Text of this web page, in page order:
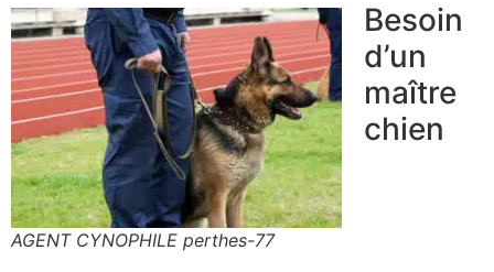
AGENT CYNOPHILE perthes-77
Besoin
d’un
maître
chien